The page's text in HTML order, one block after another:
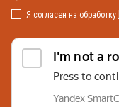
Я согласен на обработку